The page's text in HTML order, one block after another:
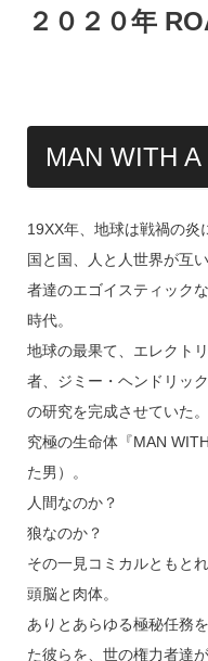
２０２０年
MAN WITH
19XX年、地球は戦禍の炎
国と国、人と人世界が互
者達のエゴイスティック
時代。
地球の最果て、エレクト
者、ジミー・ヘンドリッ
の研究を完成させていた。
究極の生命体『MAN
た男）。
人間なのか？
狼なのか？
その一見コミカルともと
頭脳と肉体。
ありとあらゆる極秘任務
た彼らを、世の権力者達